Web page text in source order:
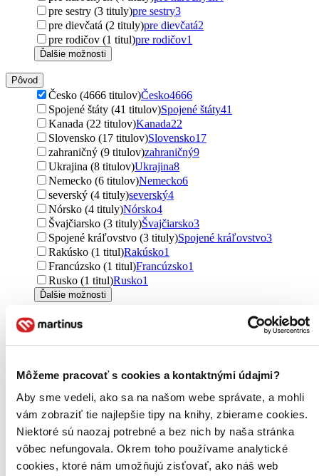
Môžeme pracovať s cookies a kontaktnými údajmi?
Aby sme vedeli, ako sa na našom webe správate, a mohli
vám zobraziť tie najlepšie tipy na knihy, zbierame cookies.
Niektoré sú naozaj potrebné a bez nich by naša stránka
vôbec nefungovala. Okrem toho používame analytické
cookies, ktoré nám umožňujú zisťovať, ako náš web
pre sestry (3 tituly)pre sestry3
pre dievčatá (2 tituly)pre dievčatá2
pre rodičov (1 titul)pre rodičov1
Ďalšie možnosti
Pôvod
Česko (4666 titulov)Česko4666
Spojené štáty (41 titulov)Spojené štáty41
Kanada (22 titulov)Kanada22
Slovensko (17 titulov)Slovensko17
zahraničný (9 titulov)zahraničný9
Ukrajina (8 titulov)Ukrajina8
Nemecko (6 titulov)Nemecko6
severský (4 tituly)severský4
Nórsko (4 tituly)Nórsko4
Švajčiarsko (3 tituly)Švajčiarsko3
Spojené kráľovstvo (3 tituly)Spojené kráľovstvo3
Rakúsko (1 titul)Rakúsko1
Francúzsko (1 titul)Francúzsko1
Rusko (1 titul)Rusko1
Ďalšie možnosti
Autor
Vlastimil Vondruška104
Alois Jirásek (45 titulov)Alois Jirásek45
Jiří Kutina (44 titulov) Jiří Kutina44
Neil Gaiman (28 titulov)
28
Pavel Juřík (27 titulov)Pavel Juřík27
Jan Bauer (25 titulov)Jan Bauer 25
Arnošt Lustig (24 titulov)Arnošt Lustig24
Miroslav Irra (24 titulov)Miroslav Irra24